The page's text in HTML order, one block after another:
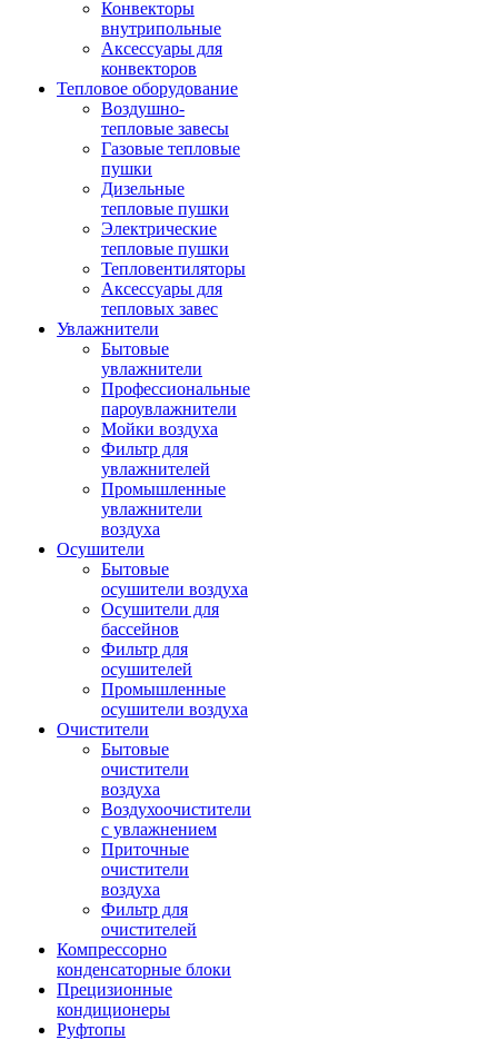
Конвекторы
внутрипольные
Аксессуары для
конвекторов
Тепловое оборудование
Воздушно-
тепловые завесы
Газовые тепловые
пушки
Дизельные
тепловые пушки
Электрические
тепловые пушки
Тепловентиляторы
Аксессуары для
тепловых завес
Увлажнители
Бытовые
увлажнители
Профессиональные
пароувлажнители
Мойки воздуха
Фильтр для
увлажнителей
Промышленные
увлажнители
воздуха
Осушители
Бытовые
осушители воздуха
Осушители для
бассейнов
Фильтр для
осушителей
Промышленные
осушители воздуха
Очистители
Бытовые
очистители
воздуха
Воздухоочистители
с увлажнением
Приточные
очистители
воздуха
Фильтр для
очистителей
Компрессорно
конденсаторные блоки
Прецизионные
кондиционеры
Руфтопы